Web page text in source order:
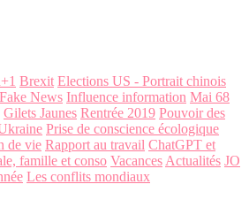
Brexit Elections US - Portrait chinois
Fake News Influence information Mai 68
Gilets Jaunes Rentrée 2019 Pouvoir des
Prise de conscience écologique
de vie Rapport au travail ChatGPT et
famille et conso Vacances Actualités JO
Les conflits mondiaux